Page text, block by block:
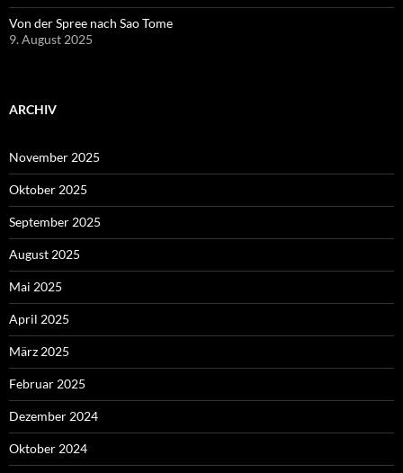
Von der Spree nach Sao Tome
9. August 2025
ARCHIV
November 2025
Oktober 2025
September 2025
August 2025
Mai 2025
April 2025
März 2025
Februar 2025
Dezember 2024
Oktober 2024